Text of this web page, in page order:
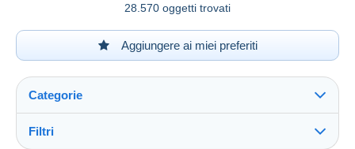
28.570 oggetti trovati
Aggiungere ai miei preferiti
Categorie
Filtri